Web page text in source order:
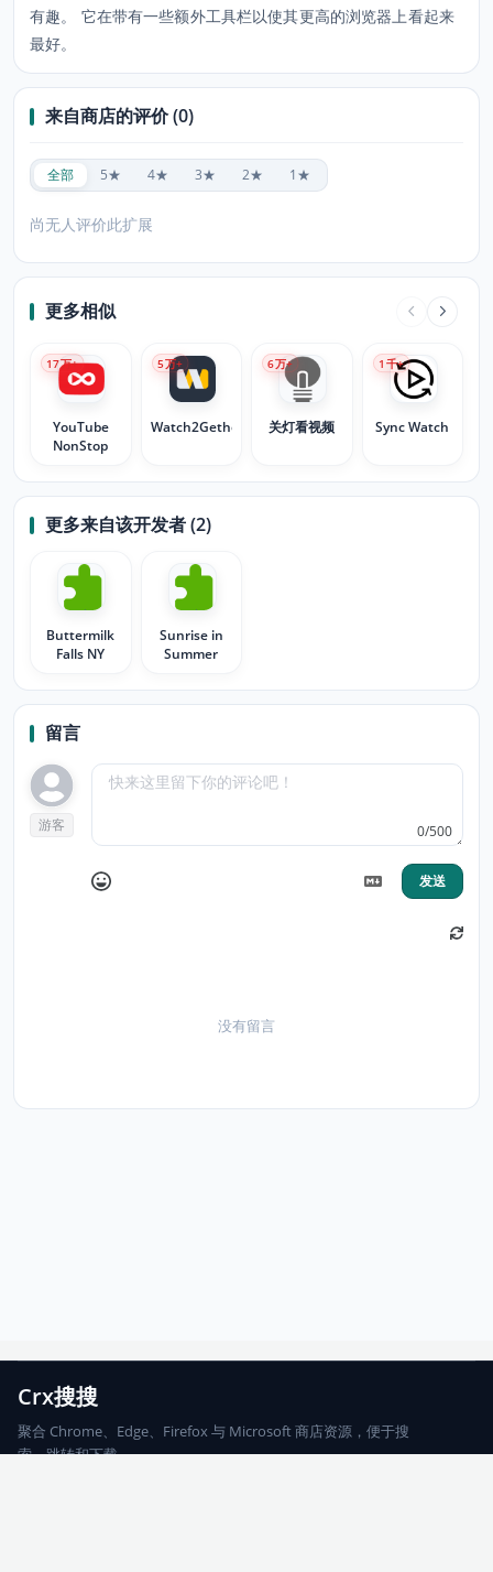
有趣。 它在带有一些额外工具栏以使其更高的浏览器上看起来
最好。
来自商店的评价 (0)
全部 5★ 4★ 3★ 2★ 1★
尚无人评价此扩展
更多相似
YouTube
NonStop
17万+
Watch2Gether
5万+
关灯看视频
6万+
Sync Watch
1 千+
更多来自该开发者 (2)
Buttermilk
Falls NY
Sunrise in
Summer
留言
游客 0/500
发送
没有留言
Crx搜搜
聚合 Chrome、Edge、Firefox 与 Microsoft 商店资源，便于搜
索、跳转和下载。